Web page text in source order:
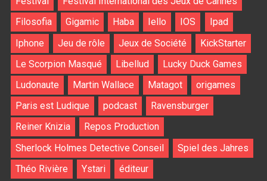
Filosofia
Gigamic Haba Iello IOS
Ipad
Iphone
Jeu de rôle Jeux de Société
KickStarter
Le Scorpion Masqué
Libellud
Lucky Duck Games
Ludonaute
Martin Wallace Matagot
origames
Paris est Ludique
podcast
Ravensburger
Reiner Knizia
Repos Production
Sherlock Holmes Detective Conseil
Spiel des Jahres
Théo Rivière
Ystari éditeur